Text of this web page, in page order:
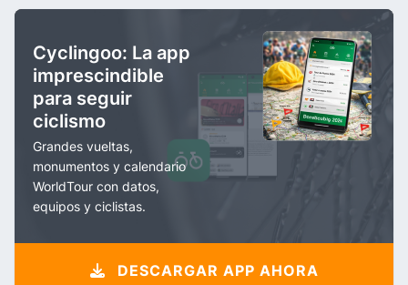
Cyclingoo: La app
imprescindible
para seguir
ciclismo
Grandes vueltas,
monumentos y calendario
WorldTour con datos,
equipos y ciclistas.
DESCARGAR APP AHORA